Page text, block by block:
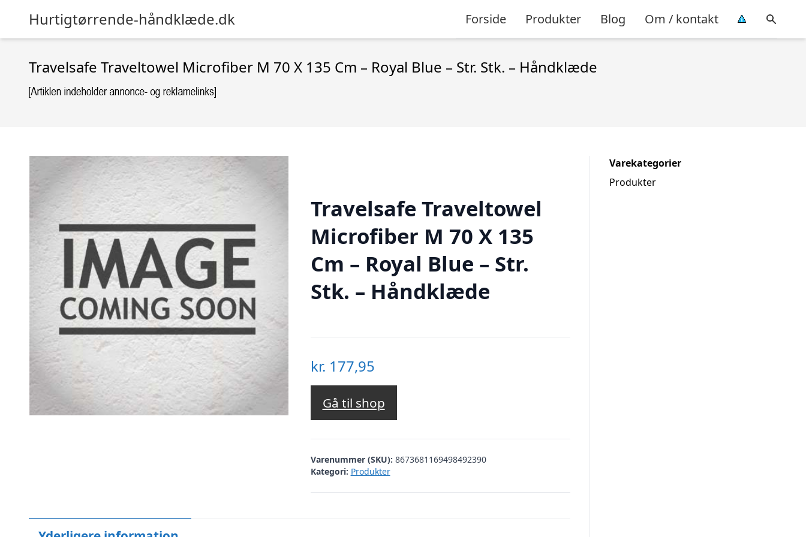
Hurtigtørrende-håndklæde.dk Forside Produkter Blog Om / kontakt
Travelsafe Traveltowel Microfiber M 70 X 135 Cm – Royal Blue – Str. Stk. – Håndklæde
Travelsafe Traveltowel
Microfiber M 70 X 135
Cm – Royal Blue – Str.
Stk. – Håndklæde
kr. 177,95
Gå til shop
Varenummer (SKU): 8673681169498492390
Kategori: Produkter
Varekategorier
Produkter